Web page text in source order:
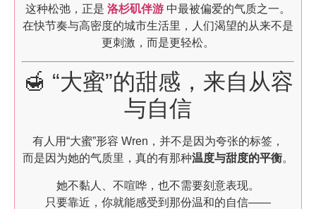
这种松弛，正是 洛杉矶伴游 中最被偏爱的气质之一。
在快节奏与高密度的城市生活里，人们渴望的从来不是
更刺激，而是更轻松。
🍯 “大蜜”的甜感，来自从容
与自信
有人用“大蜜”形容 Wren，并不是因为夸张的标签，
而是因为她的气质里，真的有那种温度与甜度的平衡。
她不黏人、不喧哗，也不需要刻意表现。
只要靠近，你就能感受到那份温和的自信——